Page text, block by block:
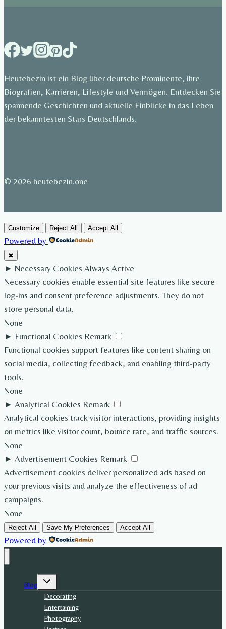
Heutebezin ist ein Blog über deutsche Prominente, ihre
Biografien, Karrieren, Lifestyle und Vermögen. Entdecken Sie
spannende Geschichten und aktuelle Einblicke in das Leben
der bekanntesten Stars Deutschlands.
© 2026 heutebezin.one
Customize Reject All Accept All
Powered by
✖
► Necessary Cookies Always Active
Necessary cookies enable essential site features like secure
log-ins and consent preference adjustments. They do not
store personal data.
None
► Functional Cookies Remark
Functional cookies support features like content sharing on
social media, collecting feedback, and enabling third-party
tools.
None
► Analytical Cookies Remark
Analytical cookies track visitor interactions, providing insights
on metrics like visitor count, bounce rate, and traffic sources.
None
► Advertisement Cookies Remark
Advertisement cookies deliver personalized ads based on
your previous visits and analyze the effectiveness of ad
campaigns.
None
Reject All Save My Preferences Accept All
Powered by
Blog
Toggle
menu
Decorating
Entertaining
Photography